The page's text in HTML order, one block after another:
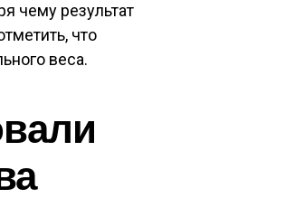
чему результат
что
веса.